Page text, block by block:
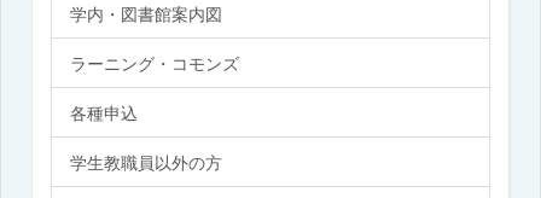
学内・図書館案内図
ラーニング・コモンズ
各種申込
学生教職員以外の方